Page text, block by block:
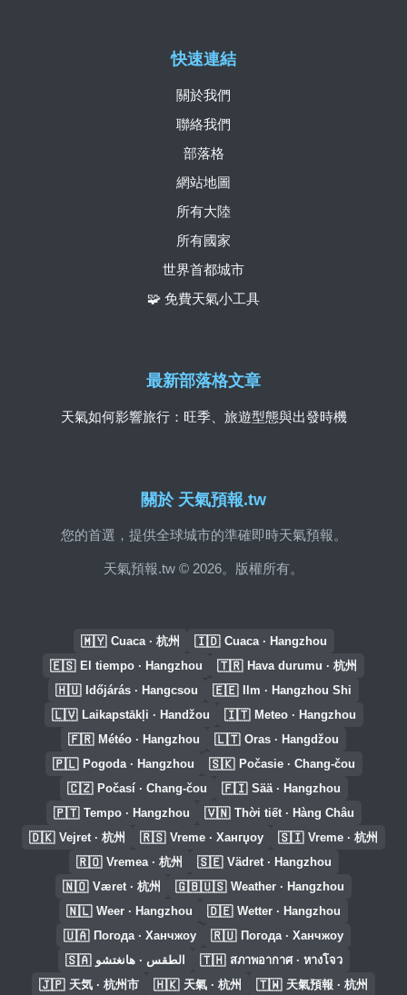
關於 天氣預報.tw
您的首選，提供全球城市的準確即時天氣預報。
天氣預報.tw © 2026。版權所有。
快速連結
關於我們
聯絡我們
部落格
網站地圖
所有大陸
所有國家
世界首都城市
🧩 免費天氣小工具
最新部落格文章
天氣如何影響旅行：旺季、旅遊型態與出發時機
🇲🇾 Cuaca · 杭州 🇮🇩 Cuaca · Hangzhou
🇪🇸 El tiempo · Hangzhou 🇹🇷 Hava durumu · 杭州
🇭🇺 Időjárás · Hangcsou 🇪🇪 Ilm · Hangzhou Shi
🇱🇻 Laikapstākļi · Handžou 🇮🇹 Meteo · Hangzhou
🇫🇷 Météo · Hangzhou 🇱🇹 Oras · Hangdžou
🇵🇱 Pogoda · Hangzhou 🇸🇰 Počasie · Chang-čou
🇨🇿 Počasí · Chang-čou 🇫🇮 Sää · Hangzhou
🇵🇹 Tempo · Hangzhou 🇻🇳 Thời tiết · Hàng Châu
🇩🇰 Vejret · 杭州 🇷🇸 Vreme · Хангџоу 🇸🇮 Vreme · 杭州
🇷🇴 Vremea · 杭州 🇸🇪 Vädret · Hangzhou
🇳🇴 Været · 杭州 🇬🇧🇺🇸 Weather · Hangzhou
🇳🇱 Weer · Hangzhou 🇩🇪 Wetter · Hangzhou
🇺🇦 Погода · Ханчжоу 🇷🇺 Погода · Ханчжоу
🇸🇦 الطقس · هانغتشو 🇹🇭 สภาพอากาศ · หางโจว
🇯🇵 天気 · 杭州市 🇭🇰 天氣 · 杭州 🇹🇼 天氣預報 · 杭州